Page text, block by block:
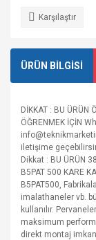
Karşılaştır
ÜRÜN BİLGİSİ
DİKKAT : BU ÜRÜN
ÖĞRENMEK İÇİN
iletişime
Dikkat : BU ÜRÜN
B5PAT 500 KARE
B5PAT500,
imalathaneler vb.
kullanılır.
maksimum
direkt montaj